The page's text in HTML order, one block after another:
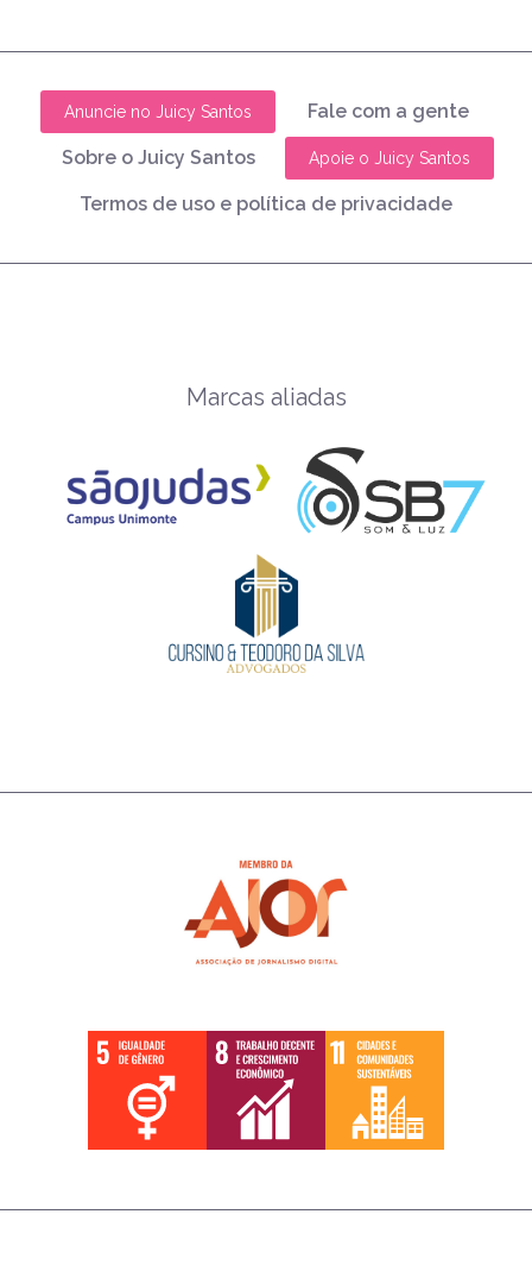
Anuncie no Juicy Santos Fale com a gente
Sobre o Juicy Santos Apoie o Juicy Santos
Termos de uso e política de privacidade
Marcas aliadas